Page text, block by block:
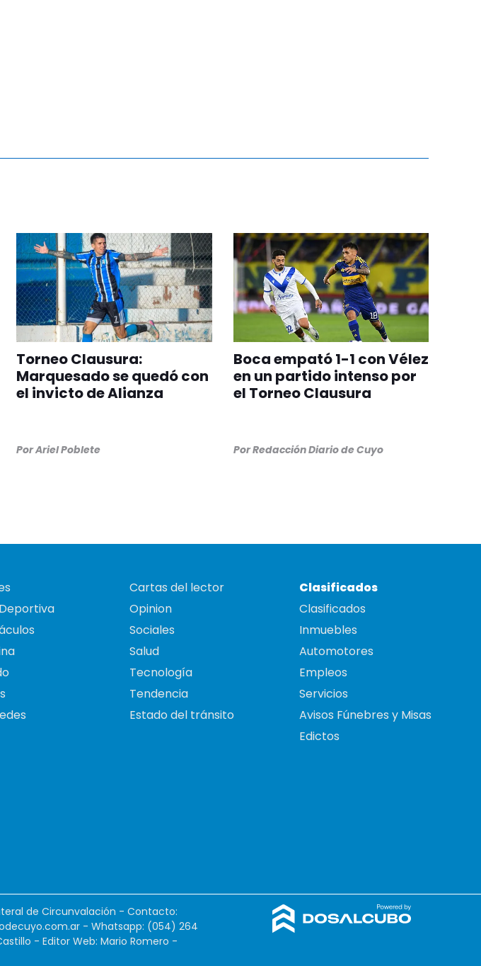
Torneo Clausura:
Marquesado se quedó con
el invicto de Alianza
PorAriel Poblete
Boca empató 1-1 con Vélez
en un partido intenso por
el Torneo Clausura
PorRedacción Diario de Cuyo
Cartas del lector
Opinion
Sociales
Salud
Tecnología
Tendencia
Estado del tránsito
Clasificados
Clasificados
Inmuebles
Automotores
Empleos
Servicios
Avisos Fúnebres y Misas
Edictos
de Circunvalación - Contacto:
- Whatsapp: (054) 264
- Editor Web: Mario Romero -